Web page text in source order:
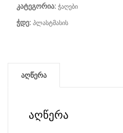
კატეგორია: ჭაღები
ჭდე: პლასტმასის
აღწერა
აღწერა